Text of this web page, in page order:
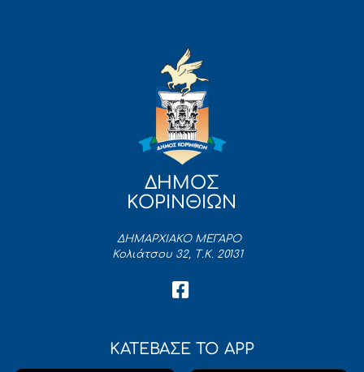
ΔΗΜΟΣ
ΚΟΡΙΝΘΙΩΝ
ΔΗΜΑΡΧΙΑΚΟ ΜΕΓΑΡΟ
Κολιάτσου 32, Τ.Κ. 20131
ΚΑΤΕΒΑΣΕ ΤΟ APP